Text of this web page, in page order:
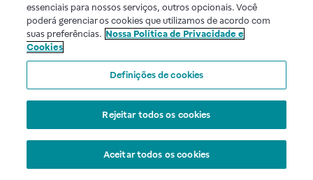
essenciais para nossos serviços, outros opcionais. Você
poderá gerenciar os cookies que utilizamos de acordo com
suas preferências. Nossa Política de Privacidade e
Cookies
Definições de cookies
Rejeitar todos os cookies
Aceitar todos os cookies